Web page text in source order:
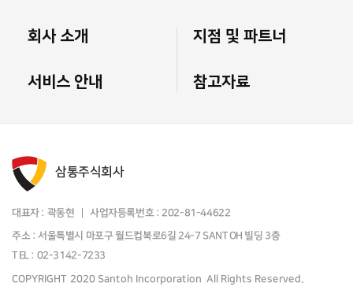
회사 소개 지점 및 파트너
서비스 안내 참고자료
삼통주식회사
대표자 : 곽동현 사업자등록번호 : 202-81-44622
주소 : 서울특별시 마포구 월드컵북로6길 24-7 SANTOH 빌딩 3층
TEL : 02-3142-7233
COPYRIGHT 2020 Santoh Incorporation All Rights Reserved.